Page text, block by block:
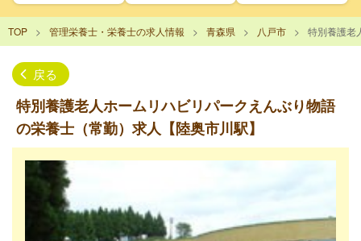
TOP 管理栄養士・栄養士の求人情報 青森県 八戸市 特別養護老
戻る
特別養護老人ホームリハビリパークえんぶり物語
の栄養士（常勤）求人【陸奥市川駅】